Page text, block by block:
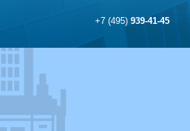
+7 (495)939-41-45